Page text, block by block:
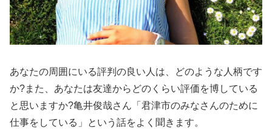
あなたの周囲にいる評判の良い人は、どのような人柄です
か?また、あなたは友達からどのくらい評価を博している
と思いますか?亀井俊哉さん「君津市のみなさんのために
仕事をしている」という話をよく聞きます。